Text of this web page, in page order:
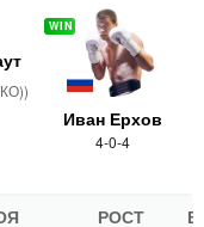
WIN
Иван Ерхов
4-0-4
РОСТ